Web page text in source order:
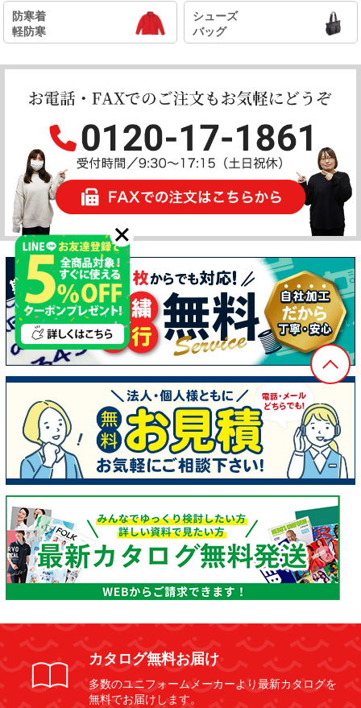
防寒着
軽防寒
シューズ
バッグ
カタログ無料お届け
多数のユニフォームメーカーより最新カタログを
無料でお届けします。